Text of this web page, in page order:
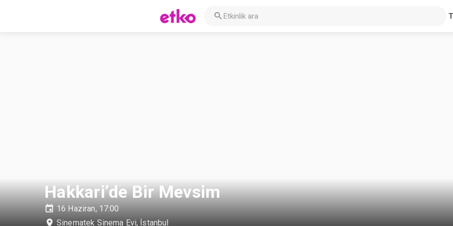
Hakkari’de Bir Mevsim
16 Haziran, 17:00
Sinematek Sinema Evi, İstanbul